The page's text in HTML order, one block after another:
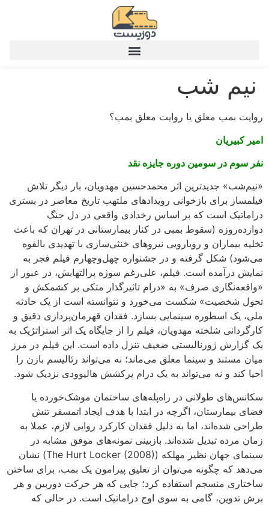
نیم شب
روایت بمب معلق یا روایت معلق بمب؟
امیر کبیریان
نفر سوم در سومین دوره جایزه نقد
«نیم‌شب» جدیدترین اثر محمدحسین مهدویان، بار دیگر تلاش
فیلمساز برای بازخوانی رویدادهای ملتهب تاریخ معاصر در بستری
دراماتیک است که بر اساس رخدادی واقعی در دل جنگ
دوازده‌روزه (سقوط بمبی در کنار بیمارستانی در تهران که باعث
تخلیه بیماران و رویارویی نیروهای خنثی‌سازی با تهدیدی بالقوه
می‌شود) شکل گرفته و در جشنواره چهل‌و‌چهارم فیلم فجر به
نمایش درآمده است. فیلم، علی‌رغم سوژه پرالتهابش، در عبور از
«واقعه‌نگاری صرف» به «درام تاثیرگذار متکی بر کشمکش و
تحول شخصیت» شکست می‌خورد و نتوانسته است از یک حادثه
ملی، یک اسطوره سینمایی بسازد. فقدان قهرمان‌پردازی دقیق و
کارگردانی شلخته مهدویان، فیلم را از جایگاه یک اثر استراتژیک به
یک گزارش ژورنالیستی ضعیف تنزل داده است. این فیلم در مرز
میان مستند و سینما معلق می‌ماند؛ نه می‌تواند رئالیسم بازن را
احیا کند و نه می‌تواند به یک درام پرکشش هالیوودی نزدیک شود.
سکانس‌های طولانی در راه‌پله‌های ساختمان موشک‌خورده یا
فضای بیمارستان، اگرچه در ابتدا با هدف ایجاد اتمسفر تنش
طراحی شده‌اند، اما به دلیل فقدان کارکرد روایی لازم، عملا به
زمان مرده تبدیل شده‌اند. بازبینی نمونه‌های موفق مشابه در
سینمای جهان نظیر مهلکه (The Hurt Locker (2008)) نشان
می‌دهد که چگونه می‌توان از تعلیق پیرامون یک بمب، برای ساختن
ساختاری منسجم استفاده کرد؛ جایی که هر حرکت دوربین و هر
برش تدوین، گامی به سوی اوج دراماتیک است. در حالی که